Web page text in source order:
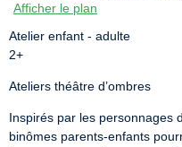
Afficher le plan
Atelier enfant - adulte
2+
Ateliers théâtre d’ombres
Inspirés par les personnages
binômes parents-enfants